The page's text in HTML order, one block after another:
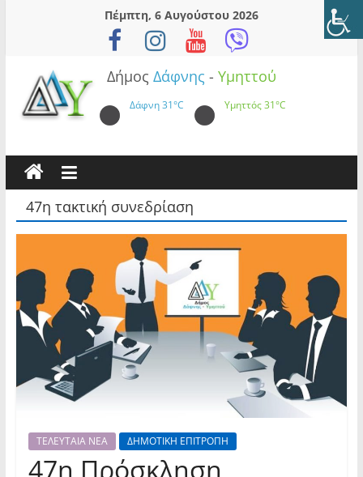
Πέμπτη, 6 Αυγούστου 2026
Δήμος Δάφνης - Υμηττού
Δάφνη31°C Υμηττός31°C
47η τακτική συνεδρίαση
ΤΕΛΕΥΤΑΙΑ ΝΕΑ ΔΗΜΟΤΙΚΗ ΕΠΙΤΡΟΠΗ
47η Πρόσκληση